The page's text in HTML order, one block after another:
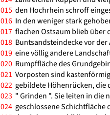
015 den Hochrhein schroff
016 In den weniger stark
017 flachen Ostsaum blieb über
018 Buntsandsteindecke vor
019 eine völlig andere
020 Rumpffläche des
021 Vorposten sind
022 gebildete Höhenrücken,
023 " Grinden ". Sie leiten in die
024 geschlossene Schichtfläche